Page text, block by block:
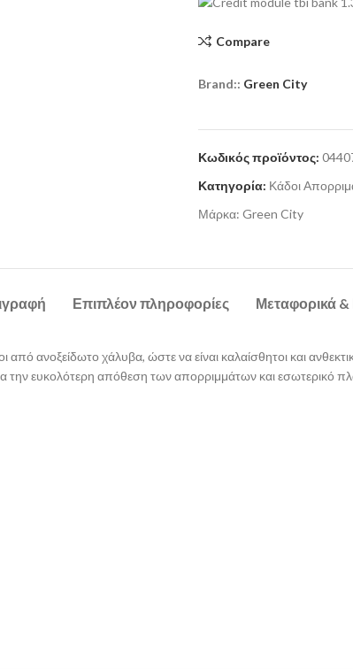
Compare
Brand:: Green City
Κωδικός προϊόντος:
Κατηγορία: Κάδοι
Μάρκα: Green City
Επιπλέον πληροφορίες Μεταφορικά
από ανοξείδωτο χάλυβα, ώστε να είναι καλαίσθητοι και
ευκολότερη απόθεση των απορριμμάτων και εσωτερικό